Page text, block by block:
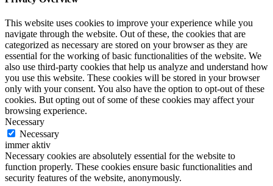
This website uses cookies to improve your experience while you
navigate through the website. Out of these, the cookies that are
categorized as necessary are stored on your browser as they are
essential for the working of basic functionalities of the website. We
also use third-party cookies that help us analyze and understand how
you use this website. These cookies will be stored in your browser
only with your consent. You also have the option to opt-out of these
cookies. But opting out of some of these cookies may affect your
browsing experience.
Necessary
Necessary
immer aktiv
Necessary cookies are absolutely essential for the website to
function properly. These cookies ensure basic functionalities and
security features of the website, anonymously.